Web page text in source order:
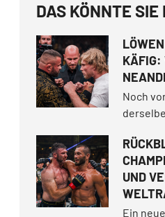
DAS KÖNNTE
KÄFIG:
Noch
sich im
Trilogie
UND
Ein